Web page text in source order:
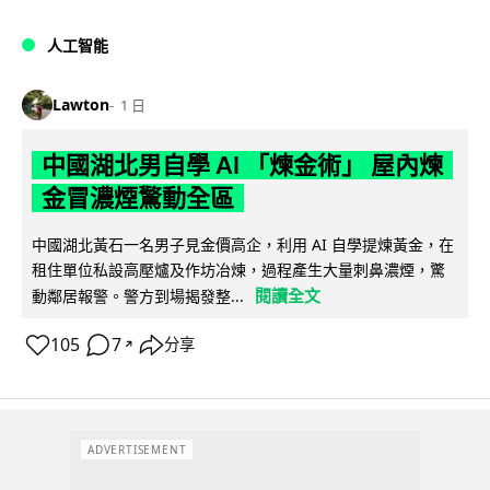
人工智能
Lawton 1 日
中國湖北男自學 AI 「煉金術」 屋內煉
金冒濃煙驚動全區
中國湖北黃石一名男子見金價高企，利用 AI 自學提煉黃金，在
租住單位私設高壓爐及作坊冶煉，過程產生大量刺鼻濃煙，驚
動鄰居報警。警方到場揭發整...
閱讀全文
105 7 ↗ 分享
ADVERTISEMENT